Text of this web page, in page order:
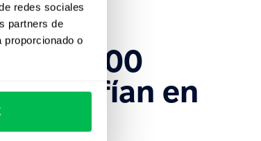
redes sociales
partners de
proporcionado o
de 1600
ya confían en